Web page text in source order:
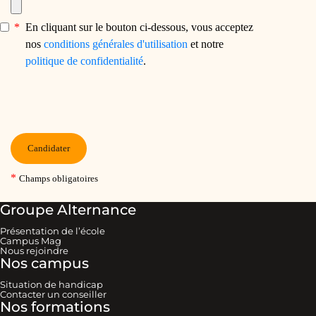
Groupe Alternance
Présentation de l’école
Campus Mag
Nous rejoindre
Nos campus
Situation de handicap
Contacter un conseiller
Nos formations